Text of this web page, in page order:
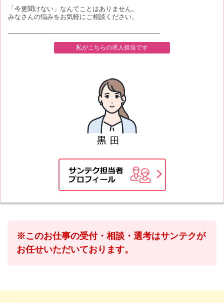
「今更聞けない」なんてことはありません。
みなさんの悩みをお気軽にご相談ください。
----------------------------------------------------------------------------
私がこちらの求人担当です
※このお仕事の受付・相談・選考はサンテクが
お任せいただいております。